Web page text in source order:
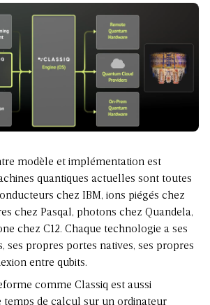
modèle et implémentation est
quantiques actuelles sont toutes
chez IBM, ions piégés chez
chez Pasqal, photons chez Quandela,
chez C12. Chaque technologie a ses
ses propres portes natives, ses propres
entre qubits.
comme Classiq est aussi
temps de calcul sur un ordinateur